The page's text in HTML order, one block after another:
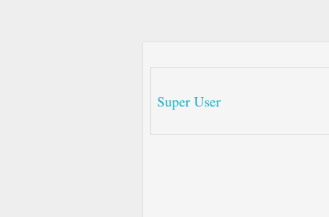
Super User